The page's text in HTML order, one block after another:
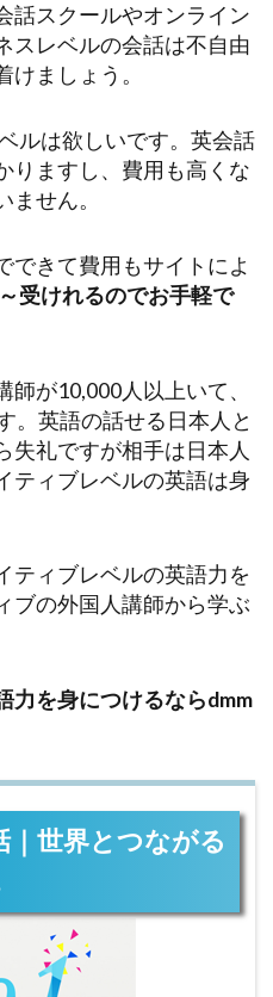
話スクールやオンライン
スレベルの会話は不自由
ましょう。
ルは欲しいです。英会話
りますし、費用も高くな
せん。
できて費用もサイトによ
受けれるのでお手軽で
が10,000人以上いて、
。英語の話せる日本人と
失礼ですが相手は日本人
ティブレベルの英語は身
ティブレベルの英語力を
ブの外国人講師から学ぶ
力を身につけるならdmm
世界とつながる